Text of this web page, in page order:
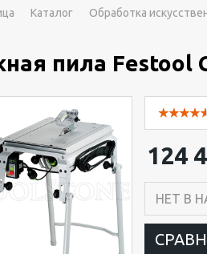
Каталог Обработка
пила Festool
124
НЕТ В